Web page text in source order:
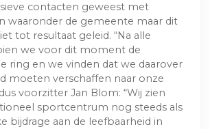
contacten geweest met
waaronder de gemeente maar dit
tot resultaat geleid. “Na alle
we voor dit moment de
ring en we vinden dat we daarover
moeten verschaffen naar onze
voorzitter Jan Blom: “Wij zien
sportcentrum nog steeds als
bijdrage aan de leefbaarheid in